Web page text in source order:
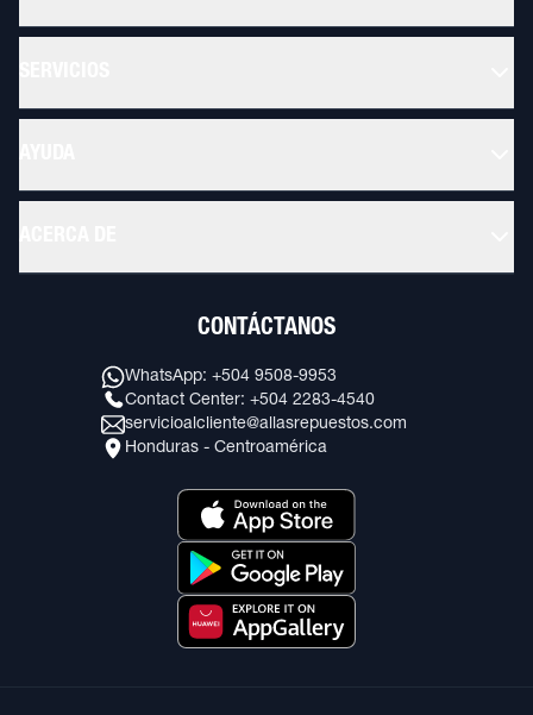
CONTÁCTANOS
WhatsApp: +504 9508-9953
Contact Center: +504 2283-4540
servicioalcliente@allasrepuestos.com
Honduras - Centroamérica